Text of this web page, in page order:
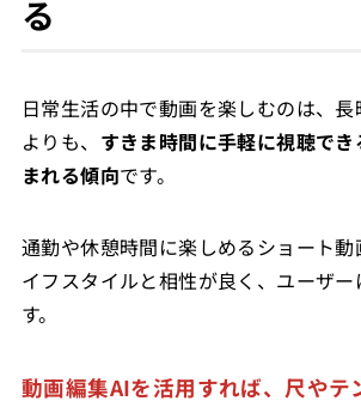
る
日常生活の中で動画を楽しむのは、
よりも、 すきま時間に手軽に視聴で
まれる傾向です。
通勤や休憩時間に楽しめるショート
イフスタイルと相性が良く、ユーザ
す。
動画編集AIを活用すれば、尺やテ